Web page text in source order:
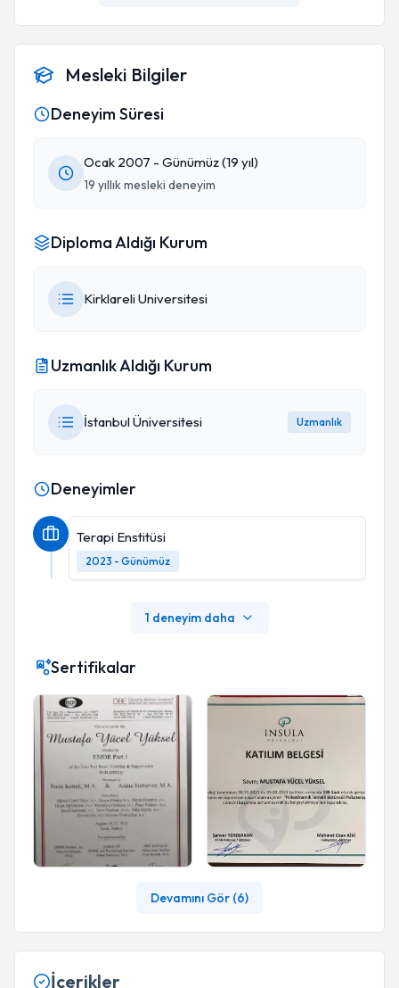
Mesleki Bilgiler
Deneyim Süresi
Ocak 2007 - Günümüz (19 yıl)
19 yıllık mesleki deneyim
Diploma Aldığı Kurum
Kirklareli Universitesi
Uzmanlık Aldığı Kurum
İstanbul Üniversitesi Uzmanlık
Deneyimler
Terapi Enstitüsi
2023 - Günümüz
1 deneyim daha
Sertifikalar
Devamını Gör (6)
İçerikler